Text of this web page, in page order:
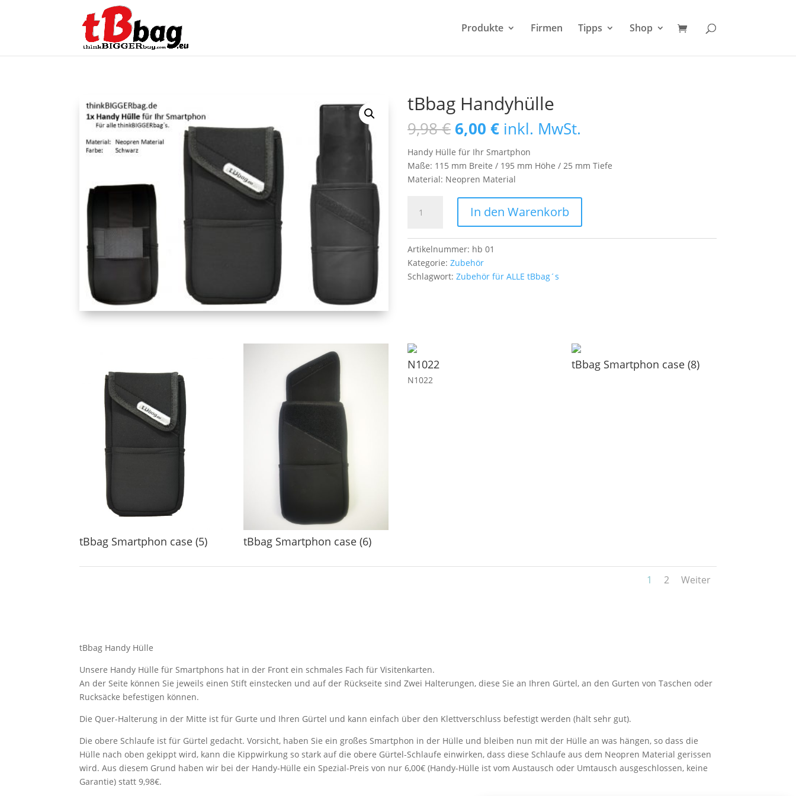
Produkte Firmen Tipps Shop
tBbag Handyhülle
9,98€ Ursprünglicher
Preis
war:
9,98 €
6,00€Aktueller
Preis
ist:
6,00 €.
inkl. MwSt.
Handy Hülle für Ihr Smartphon
Maße: 115 mm Breite / 195 mm Höhe / 25 mm Tiefe
Material: Neopren Material
Handyhülle
In den Warenkorb
Artikelnummer: hb 01
Kategorie:Zubehör
Schlagwort:Zubehör für ALLE tBbag´s
tBbag Smartphon case (5) tBbag Smartphon case (6)
N1022
N1022
tBbag Smartphon case (8)
1 2 Weiter
tBbag Handy Hülle
Unsere Handy Hülle für Smartphons hat in der Front ein schmales Fach für Visitenkarten.
An der Seite können Sie jeweils einen Stift einstecken und auf der Rückseite sind Zwei Halterungen, diese Sie an Ihren Gürtel, an den Gurten von Taschen oder
Rucksäcke befestigen können.
Die Quer-Halterung in der Mitte ist für Gurte und Ihren Gürtel und kann einfach über den Klettverschluss befestigt werden (hält sehr gut).
Die obere Schlaufe ist für Gürtel gedacht. Vorsicht, haben Sie ein großes Smartphon in der Hülle und bleiben nun mit der Hülle an was hängen, so dass die
Hülle nach oben gekippt wird, kann die Kippwirkung so stark auf die obere Gürtel-Schlaufe einwirken, dass diese Schlaufe aus dem Neopren Material gerissen
wird. Aus diesem Grund haben wir bei der Handy-Hülle ein Spezial-Preis von nur 6,00€ (Handy-Hülle ist vom Austausch oder Umtausch ausgeschlossen, keine
Garantie) statt 9,98€.